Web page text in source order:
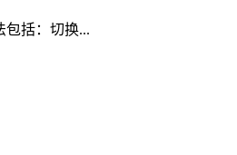
包括：切换...